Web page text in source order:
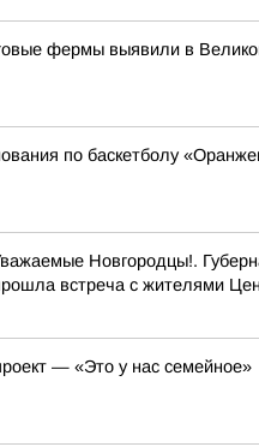
фермы выявили в
по баскетболу
Новгородцы!.
встреча с жителями
— «Это у нас семейное»